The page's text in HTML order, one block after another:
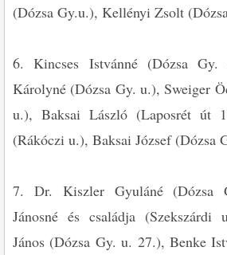
(Dózsa Gy.u.), Kellényi Zsolt
6. Kincses Istvánné (Dózsa
Károlyné (Dózsa Gy. u.), Sweiger
u.), Baksai László (Laposrét út
(Rákóczi u.), Baksai József (Dózsa
7. Dr. Kiszler Gyuláné (Dózsa
Jánosné és családja (Szekszárdi
János (Dózsa Gy. u. 27.), Benke